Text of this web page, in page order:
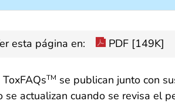
esta página en: PDF [149K]
ToxFAQsTM se publican junto con
se actualizan cuando se revisa el